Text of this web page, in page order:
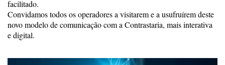
facilitado.
Convidamos todos os operadores a visitarem e a usufruírem deste
novo modelo de comunicação com a Contrastaria, mais interativa
e digital.